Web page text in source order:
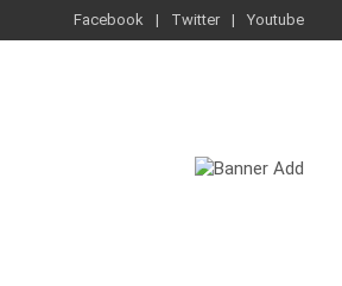
Facebook Twitter Youtube